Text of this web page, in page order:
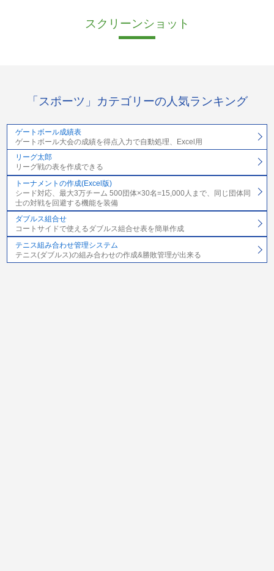
スクリーンショット
「スポーツ」カテゴリーの人気ランキング
ゲートボール成績表
ゲートボール大会の成績を得点入力で自動処理、Excel用
リーグ太郎
リーグ戦の表を作成できる
トーナメントの作成(Excel版)
シード対応、最大3万チーム 500団体×30名=15,000人まで、同じ団体同
士の対戦を回避する機能を装備
ダブルス組合せ
コートサイドで使えるダブルス組合せ表を簡単作成
テニス組み合わせ管理システム
テニス(ダブルス)の組み合わせの作成&勝敗管理が出来る